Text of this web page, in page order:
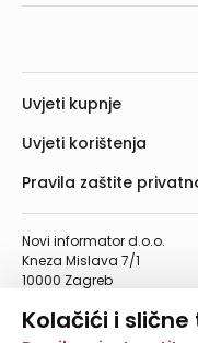
Kolačići i
Novi informator d.o.o.
Kneza Mislava 7/1
10000 Zagreb
Telefaks: 01/4612-553
Uvjeti kupnje
Uvjeti korištenja
Pravila zaštite